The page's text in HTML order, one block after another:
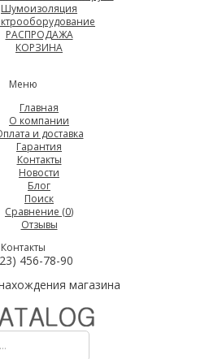
Шумоизоляция
РАСПРОДАЖА
КОРЗИНА
Меню
Главная
О компании
и доставка
Гарантия
Контакты
Новости
Блог
Поиск
Сравнение (0)
Отзывы
Контакты
456-78-90
магазина